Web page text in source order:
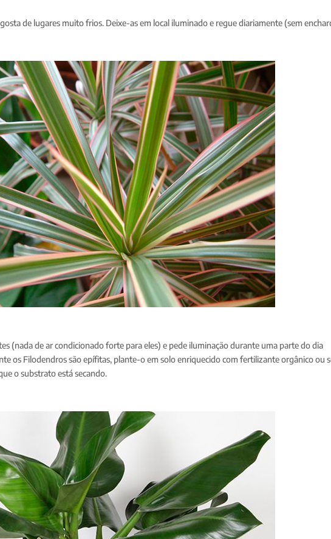
de lugares muito frios. Deixe-as em local iluminado e regue diariamente (sem
(nada de ar condicionado forte para eles) e pede iluminação durante uma parte do dia
os Filodendros são epífitas, plante-o em solo enriquecido com fertilizante orgânico ou
o substrato está secando.